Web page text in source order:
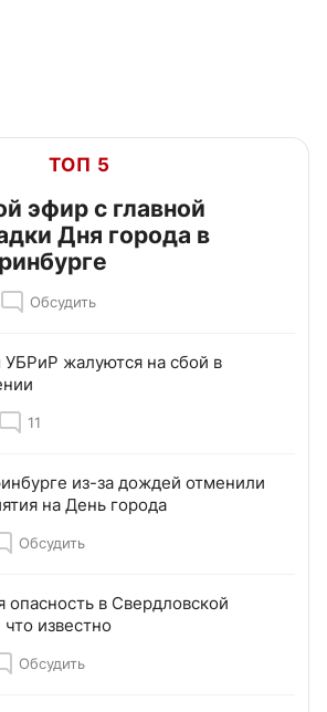
ТОП 5
эфир с главной
Дня города в
Обсудить
УБРиР жалуются на сбой в
11
из-за дождей отменили
на День города
Обсудить
опасность в Свердловской
известно
Обсудить